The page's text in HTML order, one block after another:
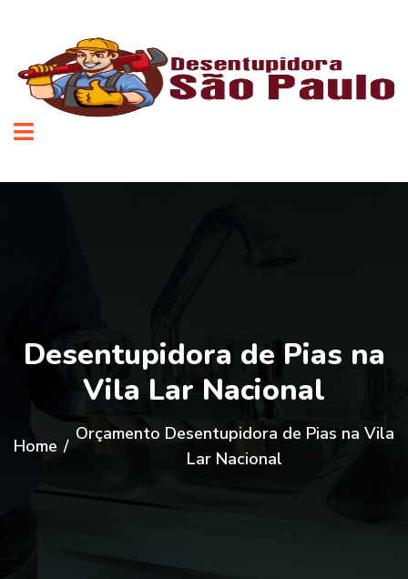
Desentupidora de Pias na
Vila Lar Nacional
Home /
Orçamento Desentupidora de Pias na Vila
Lar Nacional